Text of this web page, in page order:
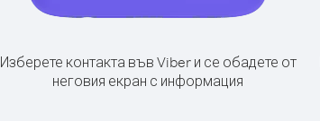
Изберете контакта във Viber и се обадете от
неговия екран с информация